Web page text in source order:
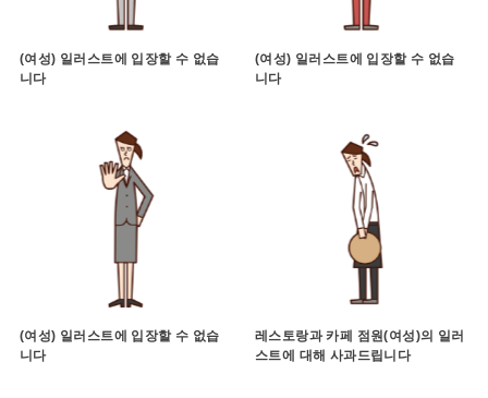
(여성) 일러스트에 입장할 수 없습
니다
(여성) 일러스트에 입장할 수 없습
니다
(여성) 일러스트에 입장할 수 없습
니다
레스토랑과 카페 점원(여성)의 일러
스트에 대해 사과드립니다